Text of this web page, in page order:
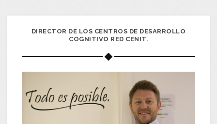
DIRECTOR DE LOS CENTROS DE DESARROLLO
COGNITIVO RED CENIT.